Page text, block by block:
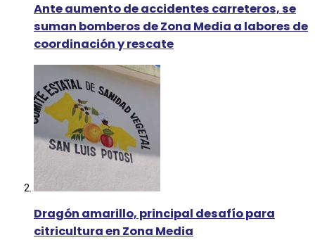
Ante aumento de accidentes carreteros, se
suman bomberos de Zona Media a labores de
coordinación y rescate
Dragón amarillo, principal desafío para
citricultura en Zona Media